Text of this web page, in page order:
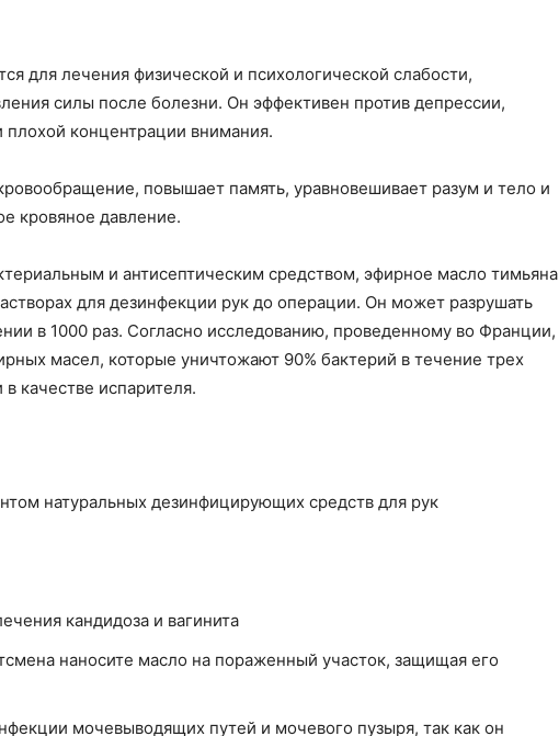
для лечения физической и психологической слабости,
силы после болезни. Он эффективен против депрессии,
плохой концентрации внимания.
повышает память, уравновешивает разум и тело и
кровяное давление.
и антисептическим средством, эфирное масло тимьяна
для дезинфекции рук до операции. Он может разрушать
в 1000 раз. Согласно исследованию, проведенному во Франции,
масел, которые уничтожают 90% бактерий в течение трех
качестве испарителя.
натуральных дезинфицирующих средств для рук
кандидоза и вагинита
наносите масло на пораженный участок, защищая его
мочевыводящих путей и мочевого пузыря, так как он